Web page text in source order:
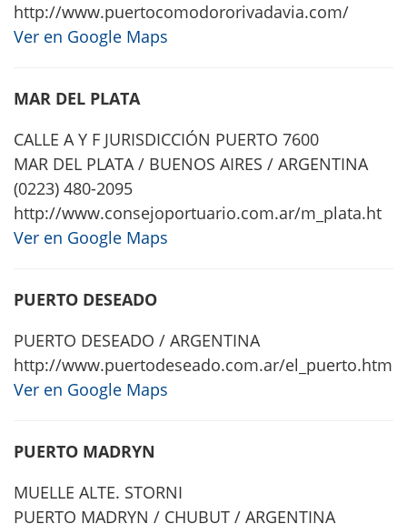
http://www.puertocomodororivadavia.com/
Ver en Google Maps
MAR DEL PLATA
CALLE A Y F JURISDICCIÓN PUERTO 7600
MAR DEL PLATA / BUENOS AIRES / ARGENTINA
(0223) 480-2095
http://www.consejoportuario.com.ar/m_plata.ht
Ver en Google Maps
PUERTO DESEADO
PUERTO DESEADO / ARGENTINA
http://www.puertodeseado.com.ar/el_puerto.htm
Ver en Google Maps
PUERTO MADRYN
MUELLE ALTE. STORNI
PUERTO MADRYN / CHUBUT / ARGENTINA